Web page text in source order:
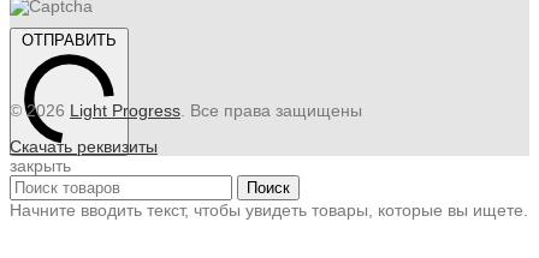
ОТПРАВИТЬ
© 2026 Light Progress . Все права защищены
Скачать реквизиты
закрыть
Поиск
Начните вводить текст, чтобы увидеть товары, которые вы ищете.